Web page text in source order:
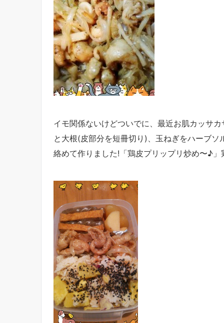
イモ関係ないけどついでに、最近お肌カッサ
と大根(皮部分を短冊切り)、玉ねぎをハーブ
絡めて作りました!「鶏皮プリップリ炒め〜♪